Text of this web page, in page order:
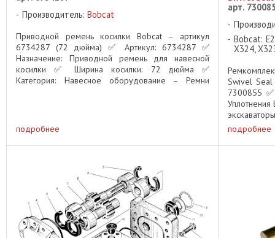
Производитель: Bobcat
Приводной ремень косилки Bobcat – артикул
6734287 (72 дюйма) ✅ Артикул: 6734287 ✅
Назначение: Приводной ремень для навесной
косилки ✅ Ширина косилки: 72 дюйма ✅
Категория: Навесное оборудование – Ремни
подробнее
арт.
Bobcat:
X324,
Swivel
7300855 ✅
подробнее